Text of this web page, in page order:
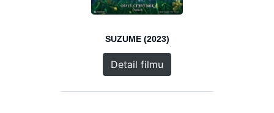
SUZUME (2023)
Detail filmu